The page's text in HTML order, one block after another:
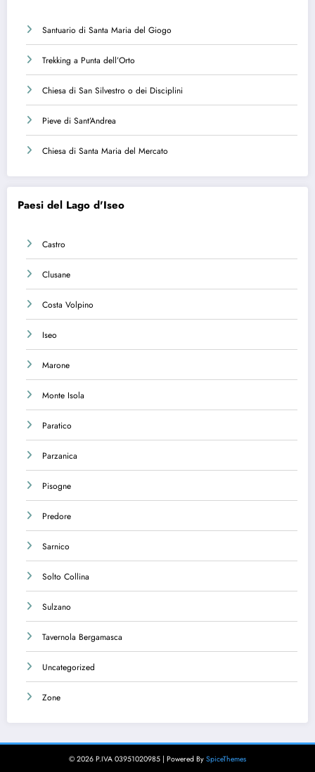
Santuario di Santa Maria del Giogo
Trekking a Punta dell’Orto
Chiesa di San Silvestro o dei Disciplini
Pieve di Sant’Andrea
Chiesa di Santa Maria del Mercato
Paesi del Lago d'Iseo
Castro
Clusane
Costa Volpino
Iseo
Marone
Monte Isola
Paratico
Parzanica
Pisogne
Predore
Sarnico
Solto Collina
Sulzano
Tavernola Bergamasca
Uncategorized
Zone
© 2026 P.IVA 03951020985 | Powered By SpiceThemes